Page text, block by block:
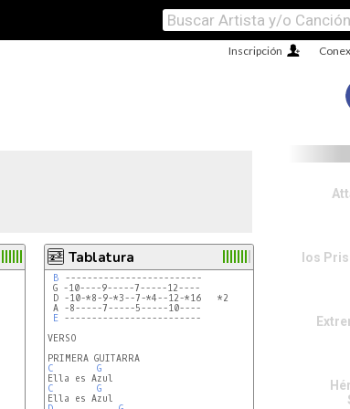
Inscripción
Tablatura
B -------------------------
G -10----9-----7-----12----
D -10-*8-9-*3--7-*4--12-*16   *2
A -8-----7-----5-----10----
E -------------------------
VERSO
C
G
C
G
los